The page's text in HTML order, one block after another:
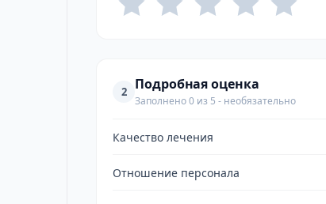
2 Подробная оценка
Заполнено 0 из 5 - необязательно
Качество лечения
Отношение персонала